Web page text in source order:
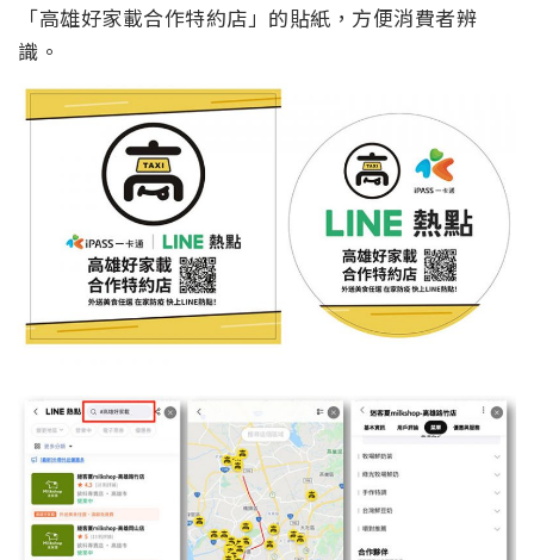
「高雄好家載合作特約店」的貼紙，方便消費者辨
識。